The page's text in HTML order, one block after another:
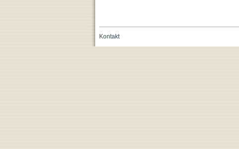
Kontakt